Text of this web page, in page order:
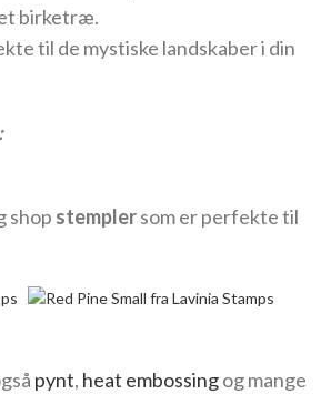
birketræ.
til de mystiske landskaber i din
shop stemplersom er perfekte til
pynt, heat embossingog mange